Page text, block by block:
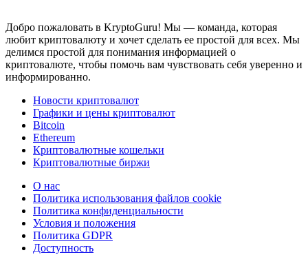
Добро пожаловать в KryptoGuru! Мы — команда, которая
любит криптовалюту и хочет сделать ее простой для всех. Мы
делимся простой для понимания информацией о
криптовалюте, чтобы помочь вам чувствовать себя уверенно и
информированно.
Новости криптовалют
Графики и цены криптовалют
Bitcoin
Ethereum
Криптовалютные кошельки
Криптовалютные биржи
О нас
Политика использования файлов cookie
Политика конфиденциальности
Условия и положения
Политика GDPR
Доступность